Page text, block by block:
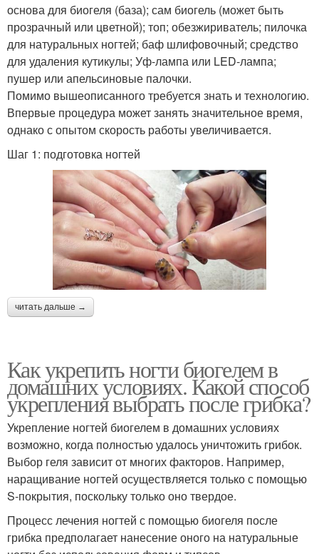
основа для биогеля (база); сам биогель (может быть
прозрачный или цветной); топ; обезжириватель; пилочка
для натуральных ногтей; баф шлифовочный; средство
для удаления кутикулы; Уф-лампа или LED-лампа;
пушер или апельсиновые палочки.
Помимо вышеописанного требуется знать и технологию.
Впервые процедура может занять значительное время,
однако с опытом скорость работы увеличивается.
Шаг 1: подготовка ногтей
читать дальше →
Как укрепить ногти биогелем в
домашних условиях. Какой способ
укрепления выбрать после грибка?
Укрепление ногтей биогелем в домашних условиях
возможно, когда полностью удалось уничтожить грибок.
Выбор геля зависит от многих факторов. Например,
наращивание ногтей осуществляется только с помощью
S-покрытия, поскольку только оно твердое.
Процесс лечения ногтей с помощью биогеля после
грибка предполагает нанесение оного на натуральные